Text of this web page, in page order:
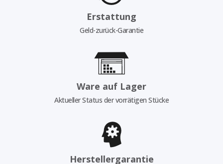
Erstattung
Geld-zurück-Garantie
Ware auf Lager
Aktueller Status der vorrätigen Stücke
Herstellergarantie